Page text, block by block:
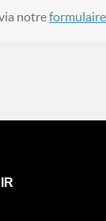
notre